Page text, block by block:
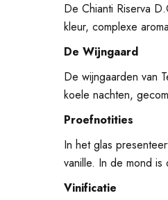
De Chianti Riserva
kleur, complexe
De Wijngaard
De wijngaarden van
koele nachten,
Proefnotities
In het glas
vanille. In de mond
Vinificatie